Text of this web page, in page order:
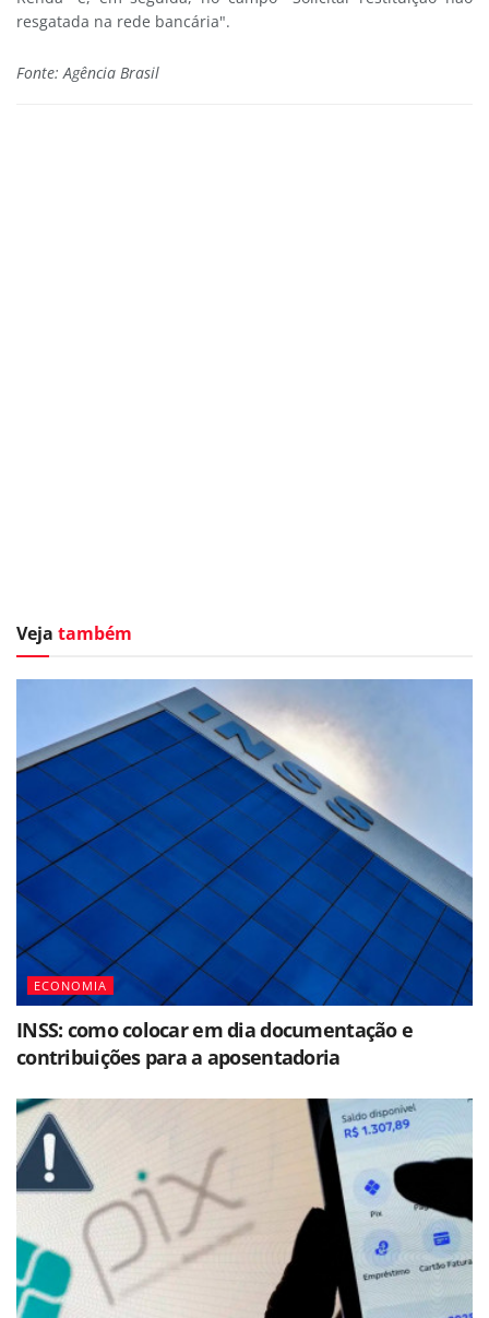
resgatada na rede bancária".
Fonte: Agência Brasil
Veja também
ECONOMIA
INSS: como colocar em dia documentação e
contribuições para a aposentadoria